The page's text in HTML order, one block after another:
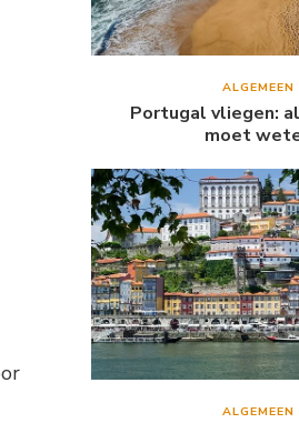
ALGEMEEN
Portugal vliegen:
moet
ALGEMEEN